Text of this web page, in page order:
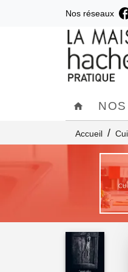
MENU
Nos réseaux
home
Accueil /